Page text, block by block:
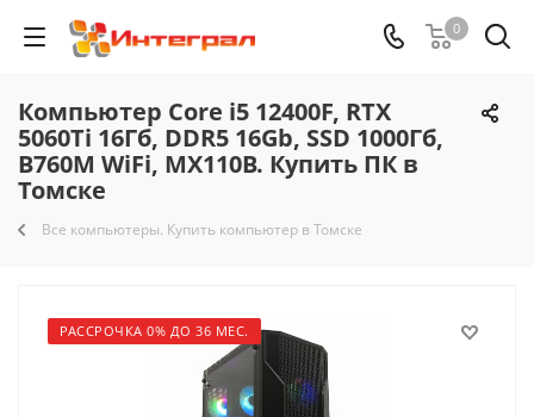
0
Компьютер Core i5 12400F, RTX
5060Ti 16Гб, DDR5 16Gb, SSD 1000Гб,
B760M WiFi, MX110B. Купить ПК в
Томске
Все компьютеры. Купить компьютер в Томске
РАССРОЧКА 0% ДО 36 МЕС.